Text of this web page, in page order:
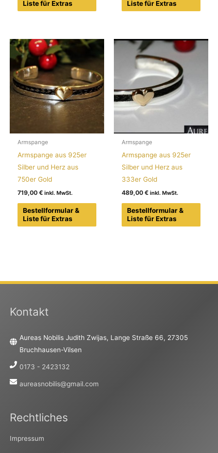
Liste für Extras
Liste für Extras
Armspange
Armspange aus 925er
Silber und Herz aus
750er Gold
719,00€
Bestellformular &
Liste für Extras
Armspange
Armspange aus 925er
Silber und Herz aus
333er Gold
489,00€
Bestellformular &
Liste für Extras
Kontakt
Aureas Nobilis Judith Zwijas, Lange Straße 66, 27305
Bruchhausen-Vilsen
0173 - 2423132
aureasnobilis@gmail.com
Rechtliches
Impressum